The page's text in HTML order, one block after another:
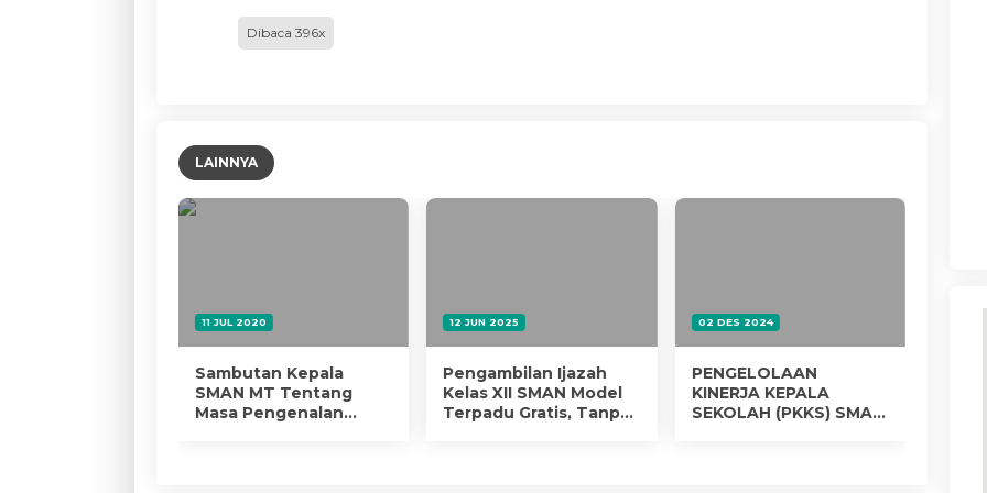
Dibaca 396x
LAINNYA
11 JUL 2020
Sambutan Kepala
SMAN MT Tentang
Masa Pengenalan
12 JUN 2025
Pengambilan Ijazah
Kelas XII SMAN Model
Terpadu Gratis, Tanpa
02 DES 2024
PENGELOLAAN
KINERJA KEPALA
SEKOLAH (PKKS) SMA
11 JUL